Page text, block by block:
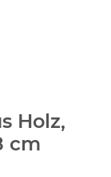
Holz,
cm